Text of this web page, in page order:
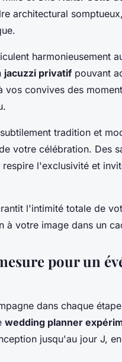
architectural
harmonieusement
jacuzzi privatif pouvant
vos convives des
tradition et
votre célébration. Des
l'exclusivité et
l'intimité totale de
à votre image dans un
pour un
dans chaque
wedding planner
jusqu'au jour J,